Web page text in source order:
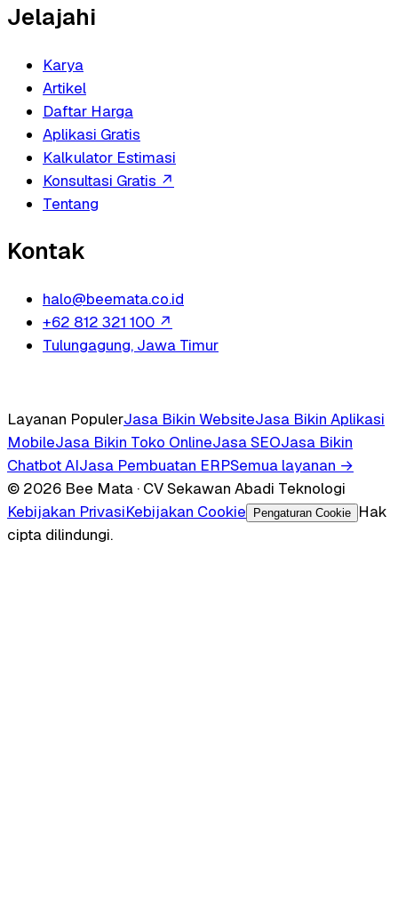
Jelajahi
Karya
Artikel
Daftar Harga
Aplikasi Gratis
Kalkulator Estimasi
Konsultasi Gratis ↗
Tentang
Kontak
halo@beemata.co.id
+62 812 321 100 ↗
Tulungagung, Jawa Timur
Layanan PopulerJasa Bikin WebsiteJasa Bikin Aplikasi
MobileJasa Bikin Toko OnlineJasa SEOJasa Bikin
Chatbot AIJasa Pembuatan ERPSemua layanan →
© 2026 Bee Mata · CV Sekawan Abadi Teknologi
Kebijakan PrivasiKebijakan Cookie Pengaturan Cookie
Hak
cipta dilindungi.